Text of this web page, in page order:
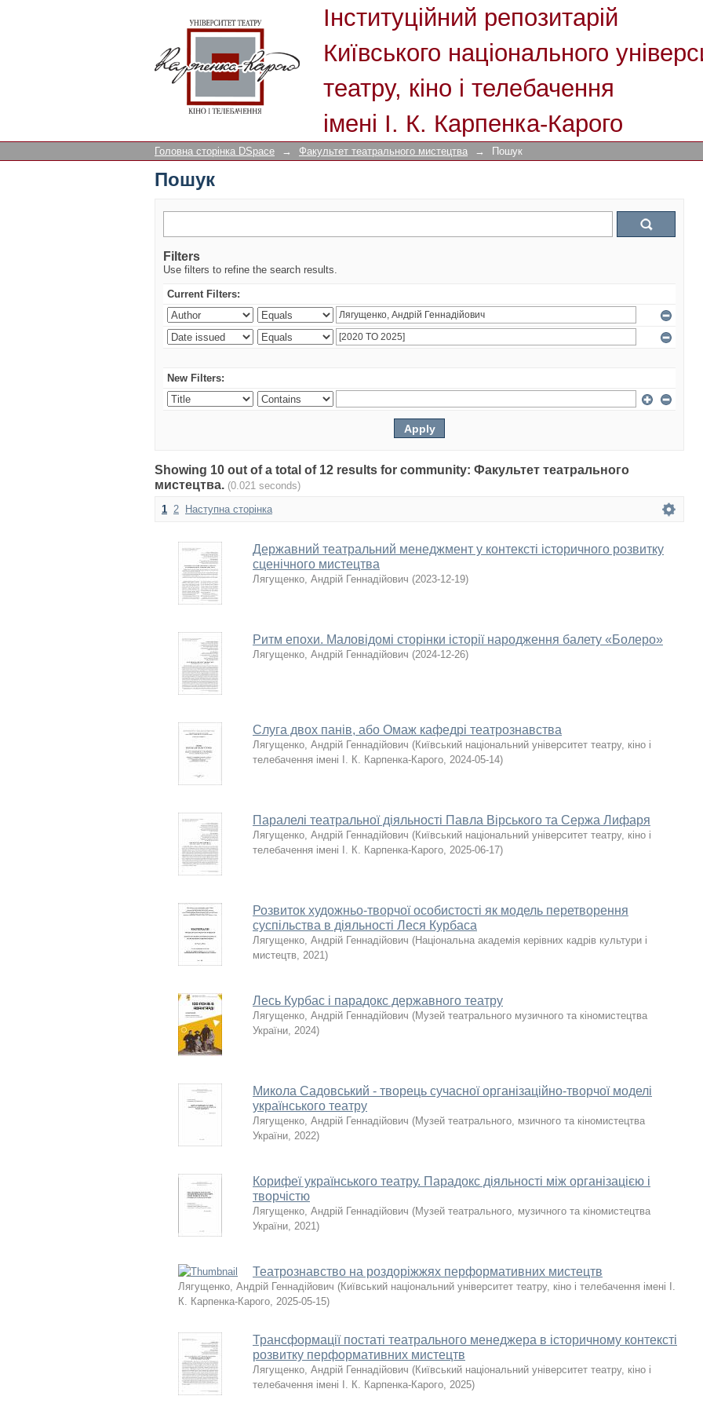
Інституційний репозитарій
Київського національного
театру, кіно і телебачення
імені І. К. Карпенка-Карого
Головна сторінка DSpace → Факультет театрального мистецтва → Пошук
Пошук
Filters
Use filters to refine the search results.
Current Filters:
New Filters:
Showing 10 out of a total of 12 results for community: Факультет театрального
мистецтва. (0.021 seconds)
1 2 Наступна сторінка
Державний театральний менеджмент у контексті історичного розвитку
сценічного мистецтва
Лягущенко, Андрій Геннадійович (2023-12-19)
Ритм епохи. Маловідомі сторінки історії народження балету «Болеро»
Лягущенко, Андрій Геннадійович (2024-12-26)
Слуга двох панів, або Омаж кафедрі театрознавства
Лягущенко, Андрій Геннадійович (Київський національний університет театру, кіно і
телебачення імені І. К. Карпенка-Карого, 2024-05-14)
Паралелі театральної діяльності Павла Вірського та Сержа Лифаря
Лягущенко, Андрій Геннадійович (Київський національний університет театру, кіно і
телебачення імені І. К. Карпенка-Карого, 2025-06-17)
Розвиток художньо-творчої особистості як модель перетворення
суспільства в діяльності Леся Курбаса
Лягущенко, Андрій Геннадійович (Національна академія керівних кадрів культури і
мистецтв, 2021)
Лесь Курбас і парадокс державного театру
Лягущенко, Андрій Геннадійович (Музей театрального музичного та кіномистецтва
України, 2024)
Микола Садовський - творець сучасної організаційно-творчої моделі
українського театру
Лягущенко, Андрій Геннадійович (Музей театрального, мзичного та кіномистецтва
України, 2022)
Корифеї українського театру. Парадокс діяльності між організацією і
творчістю
Лягущенко, Андрій Геннадійович (Музей театрального, музичного та кіномистецтва
України, 2021)
Театрознавство на роздоріжжях перформативних мистецтв
Лягущенко, Андрій Геннадійович (Київський національний університет театру, кіно і телебачення імені І.
К. Карпенка-Карого, 2025-05-15)
Трансформації постаті театрального менеджера в історичному контексті
розвитку перформативних мистецтв
Лягущенко, Андрій Геннадійович (Київський національний університет театру, кіно і
телебачення імені І. К. Карпенка-Карого, 2025)